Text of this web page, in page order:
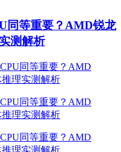
同等重要？AMD锐龙
测解析